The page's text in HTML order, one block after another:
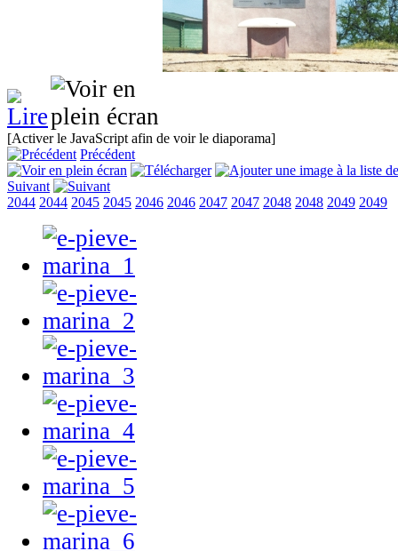
[Activer le JavaScript afin de voir le diaporama]
Précédent
Suivant
2044 2044 2045 2045 2046 2046 2047 2047 2048 2048 2049 2049